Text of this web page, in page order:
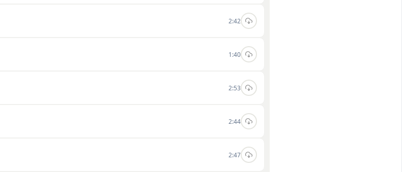
2:42
1:40
2:53
2:44
2:47